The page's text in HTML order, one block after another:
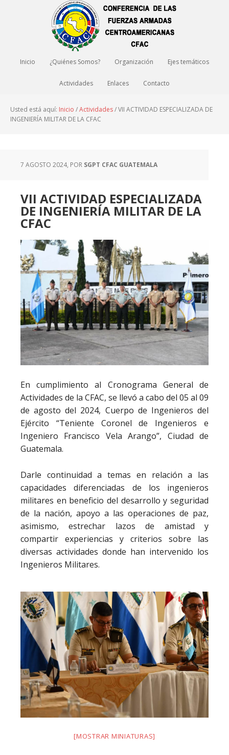
Inicio ¿Quiénes Somos? Organización Ejes temáticos
Actividades Enlaces Contacto
Usted está aquí: Inicio /Actividades/VII ACTIVIDAD ESPECIALIZADA DE
INGENIERÍA MILITAR DE LA CFAC
7 AGOSTO 2024, POR SGPT CFAC GUATEMALA
VII ACTIVIDAD ESPECIALIZADA
DE INGENIERÍA MILITAR DE LA
CFAC
En cumplimiento al Cronograma General de
Actividades de la CFAC, se llevó a cabo del 05 al 09
de agosto del 2024, Cuerpo de Ingenieros del
Ejército “Teniente Coronel de Ingenieros e
Ingeniero Francisco Vela Arango”, Ciudad de
Guatemala.
Darle continuidad a temas en relación a las
capacidades diferenciadas de los ingenieros
militares en beneficio del desarrollo y seguridad
de la nación, apoyo a las operaciones de paz,
asimismo, estrechar lazos de amistad y
compartir experiencias y criterios sobre las
diversas actividades donde han intervenido los
Ingenieros Militares.
[MOSTRAR MINIATURAS]